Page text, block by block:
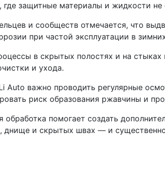
где защитные материалы и жидкости
и сообществ отмечается, что
при частой эксплуатации в
в скрытых полостях и на стыках
и ухода.
Auto важно проводить регулярные
риск образования ржавчины и
обработка помогает создать
днище и скрытых швах — и